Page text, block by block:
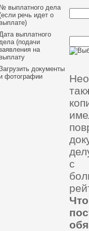
№ выплатного дела
речь идет о
выплате)
выплатного
(подачи
на
выплату
документы
и фотографии
с